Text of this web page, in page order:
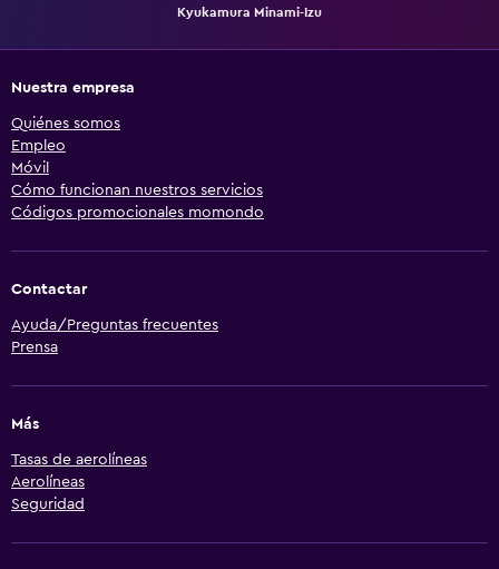
Kyukamura Minami-Izu
Nuestra empresa
Quiénes somos
Empleo
Móvil
Cómo funcionan nuestros servicios
Códigos promocionales momondo
Contactar
Ayuda/Preguntas frecuentes
Prensa
Más
Tasas de aerolíneas
Aerolíneas
Seguridad